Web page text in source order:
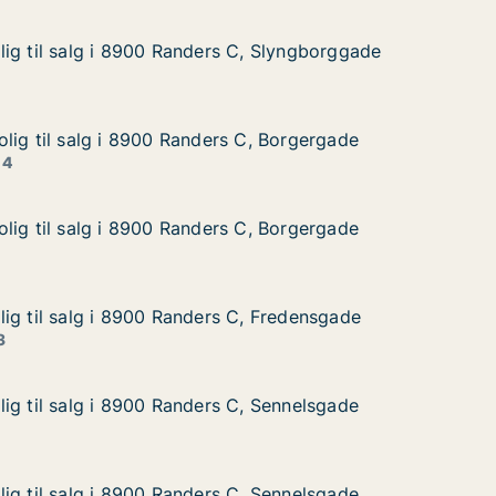
Randers C, Slyngborggade
til salg i 8900 Randers C, Slyngborggade
til salg i 8900 Randers C, Slyngborggade
Borgergade
8900 Randers C, Borgergade
til salg i 8900 Randers C, Borgergade
til salg i 8900 Randers C, Borgergade
Borgergade
8900 Randers C, Borgergade
til salg i 8900 Randers C, Borgergade
til salg i 8900 Randers C, Borgergade
Randers C, Fredensgade
til salg i 8900 Randers C, Fredensgade
til salg i 8900 Randers C, Fredensgade
Randers C, Sennelsgade
til salg i 8900 Randers C, Sennelsgade
til salg i 8900 Randers C, Sennelsgade